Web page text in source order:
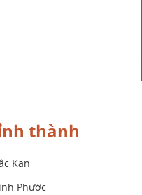
thành
Kạn
Phước